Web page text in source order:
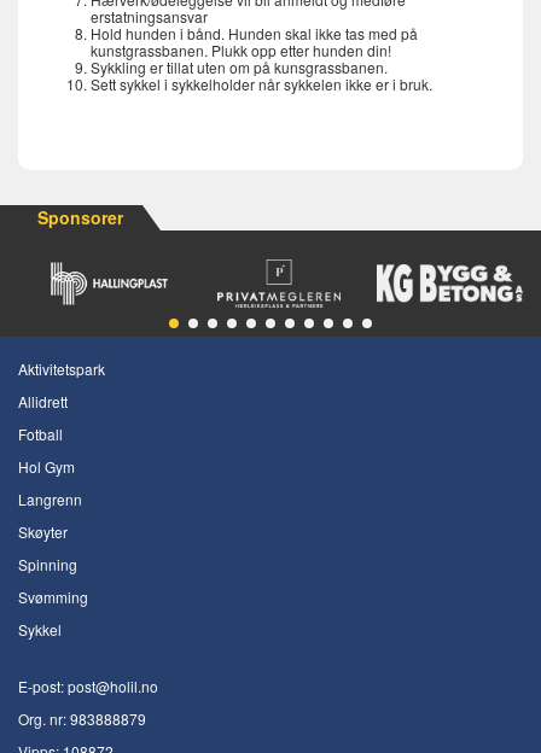
erstatningsansvar
Hold hunden i bånd. Hunden skal ikke tas med på
kunstgrassbanen. Plukk opp etter hunden din!
Sykkling er tillat uten om på kunsgrassbanen.
Sett sykkel i sykkelholder når sykkelen ikke er i bruk.
Sponsorer
Aktivitetspark
Allidrett
Fotball
Hol Gym
Langrenn
Skøyter
Spinning
Svømming
Sykkel
E-post:post@holil.no
Org. nr:983888879